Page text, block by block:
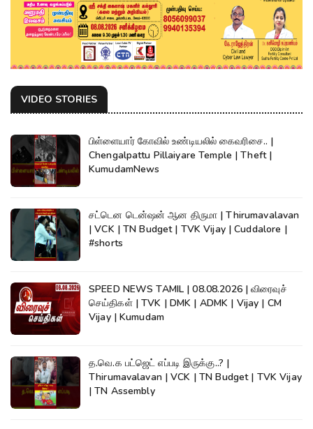
VIDEO STORIES
பிள்ளையார் கோவில் உண்டியலில் கைவரிசை.. |
Chengalpattu Pillaiyare Temple | Theft |
KumudamNews
சட்டென டென்ஷன் ஆன திருமா | Thirumavalavan
| VCK | TN Budget | TVK Vijay | Cuddalore |
#shorts
SPEED NEWS TAMIL | 08.08.2026 | விரைவுச்
செய்திகள் | TVK | DMK | ADMK | Vijay | CM
Vijay | Kumudam
த.வெ.க பட்ஜெட் எப்படி இருக்கு..? |
Thirumavalavan | VCK | TN Budget | TVK Vijay
| TN Assembly